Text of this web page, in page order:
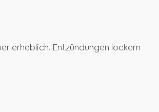
erheblich. Entzündungen lockern